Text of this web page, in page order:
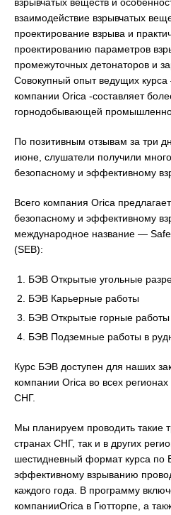
взрывчатых веществ и
взаимодействие взрывчатых
проектирование взрыва и
проектированию параметров
промежуточных детонаторов и
Совокупный опыт ведущих
компании Orica -составляет
горнодобывающей
По позитивным отзывам за три
июне, слушатели получили
безопасному и эффективному
Всего компания Orica
безопасному и эффективному
международное название —
(SEB):
БЭВ Открытые угольные
БЭВ Карьерные работы
БЭВ Открытые горные работы
БЭВ Подземные работы в
Курс БЭВ доступен для наших
компании Orica во всех
СНГ.
Мы планируем проводить такие
странах СНГ, так и в других
шестидневный формат курса по
эффективному взрыванию
каждого года. В программу
компанииOrica в Гютторпе, а